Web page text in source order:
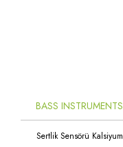
BASS INSTRUMENTS
Sertlik Sensörü Kalsiyum